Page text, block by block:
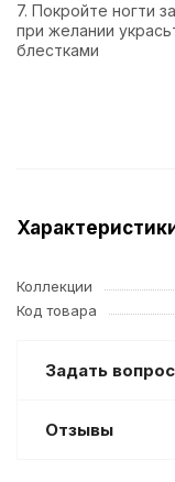
7. Покройте ногти
при желании
блестками
Коллекции
Код товара
Задать вопрос
Отзывы